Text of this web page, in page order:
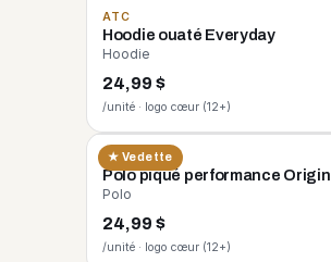
ATC
Hoodie ouaté Everyday
Hoodie
24,99 $
/unité · logo cœur (12+)
★ Vedette
CORE 365
Polo piqué performance Origin
Polo
24,99 $
/unité · logo cœur (12+)